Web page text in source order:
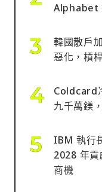
Alphabet
韓國散戶
惡化，槓
Coldcard
九千萬鎂
IBM 執行
2028 年
商機